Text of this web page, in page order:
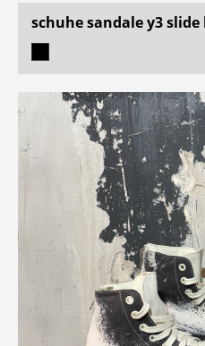
schuhe sandale y3 slide